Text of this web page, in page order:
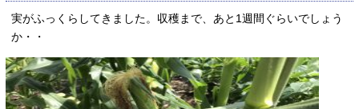
実がふっくらしてきました。収穫まで、あと1週間ぐらいでしょう
か・・